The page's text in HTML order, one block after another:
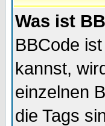
Was ist
BBCode
kannst,
einzelnen
die Tags